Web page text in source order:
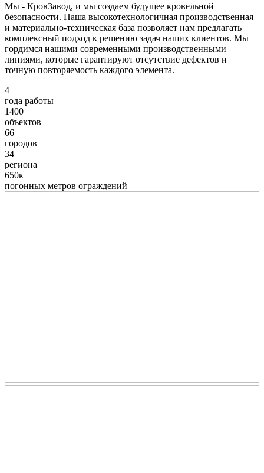
Мы - КровЗавод, и мы создаем будущее кровельной
безопасности. Наша высокотехнологичная производственная
и материально-техническая база позволяет нам предлагать
комплексный подход к решению задач наших клиентов. Мы
гордимся нашими современными производственными
линиями, которые гарантируют отсутствие дефектов и
точную повторяемость каждого элемента.
4
года работы
1400
объектов
66
городов
34
региона
650к
погонных метров ограждений